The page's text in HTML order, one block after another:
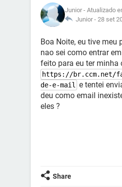
Junior - Atualizado
Junior - 28 set
Boa Noite, eu tive
nao sei como entrar
feito para eu ter minha
https://br.ccm.net/
de-e-mail
e tentei
deu como email
eles ?
Share